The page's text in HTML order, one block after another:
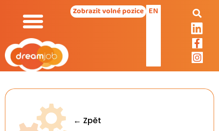
Zobrazit volné pozice EN
← Zpět